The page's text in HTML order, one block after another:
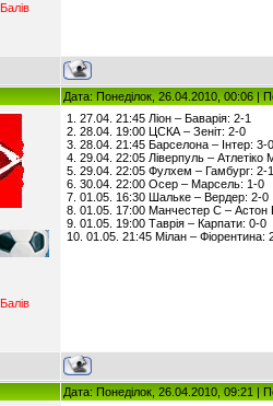
Балiв
Дата: Понеділок, 26.04.2010, 00:06 |
Балiв
1. 27.04. 21:45 Ліон – Баварія: 2-1
2. 28.04. 19:00 ЦСКА – Зеніт: 2-0
3. 28.04. 21:45 Барселона – Інтер: 3-0
4. 29.04. 22:05 Ліверпуль – Атлетіко
5. 29.04. 22:05 Фулхем – Гамбург: 2-1
6. 30.04. 22:00 Осер – Марсель: 1-0
7. 01.05. 16:30 Шальке – Вердер: 2-0
8. 01.05. 17:00 Манчестер С – Астон
9. 01.05. 19:00 Таврія – Карпати: 0-0
10. 01.05. 21:45 Мілан – Фіорентина:
Дата: Понеділок, 26.04.2010, 09:21 |